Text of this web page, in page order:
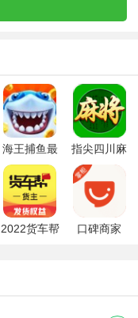
海王捕鱼最
新版官方正
版
指尖四川麻
将app最新
版
2022货车帮
口碑商家